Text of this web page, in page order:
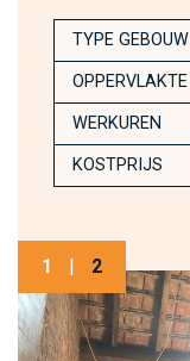
TYPE GEBOUW
OPPERVLAKTE
WERKUREN
KOSTPRIJS
1 | 2